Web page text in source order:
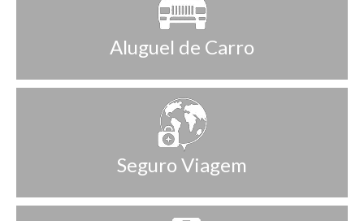
Aluguel de Carro
Seguro Viagem